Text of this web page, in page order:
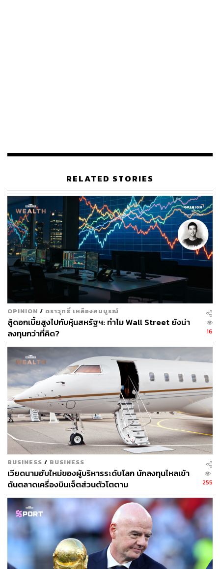
และเพิ่มโอกาสจับคู่คำสั่งซื้อขาย ทำให้ต้นทุนการซื้อขาย
เก็บค่าธรรมเนียมเพิ่มเติมจากบัญชีที่มีการส่งคำสั่งซื้อ
ขาย (Order) ในปริมาณมากแต่เกิดการจับคู่การซื้อขาย
น้อย (High Order-to-Trade Ratio: OTR) เพื่อสะท้อน
ต้นทุนที่แท้จริงของการส่งคำสั่งซื้อขาย และลดภาระ
ของระบบซื้อขายโดยรวม
โดยบัญชีที่เข้าข่ายถูกเก็บค่าธรรมเนียมมีลักษณะดังนี้
1. บัญชีที่มี OTR มากกว่า 100 เท่า
2. บัญชีมีการส่งคำสั่งถี่ มากกว่า 50 ครั้งต่อนาที (Active
Minute)
บัญชีดังกล่าวจะถูกเก็บค่าธรรมเนียมเพิ่มเติมในอัตรา 0.15
บาทต่อรายการ (15 สตางค์) เฉพาะส่วนที่เกิน 30,000
รายการต่อวัน
ทั้งนี้มาตรการดังกล่าวจะไม่ถูกบังคับใช้กับ Market Maker ที่
ได้รับอนุญาตจากตลาดหลักทรัพย์ฯ
กลุ่มที่ 2 : มาตรการลดความผันผวนที่ผิดปกติของราคา
มาตรการที่ปรับปรุง
ปรับปรุง Uptick Rule เป็นรายหลักทรัพย์ จะบังคับใช้
มาตรการดังกล่าว ในกรณีที่ราคาหลักทรัพย์ลดลง
ตั้งแต่ 10% เมื่อเทียบกับราคาปิดของวันก่อนหน้า โดย
ให้ใช้ Uptick ในวันถัดไป เพื่อช่วยชะลอแรงขายในช่วง
ที่ตลาดผันผวน ลดผลกระทบต่อสภาพคล่อง และลด
ต้นทุนการซื้อขาย ทั้งนี้ หากเป็นสภาวะปกติให้ใช้เกณฑ์
Zero-Plus Tick ซึ่งราคาขายชอร์ตต้องสูงกว่าหรือ
RELATED STORIES
OPINION / ตราวุทธิ์ เหลืองสมบูรณ์
สู้ดอกเบี้ยสูงไปกับหุ้นสหรัฐฯ: ทำไม Wall Street ยังน่า
ลงทุนกว่าที่คิด?
16
BUSINESS / BUSINESS
เวียดนามฮับใหม่ของผู้บริหารระดับโลก นักลงทุนไหลเข้า
ดันตลาดเครื่องบินเจ็ตส่วนตัวโตตาม
255